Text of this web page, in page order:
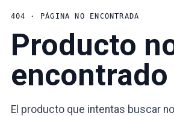
404 · PÁGINA NO ENCONTRADA
Producto
encontrado
El producto que intentas buscar